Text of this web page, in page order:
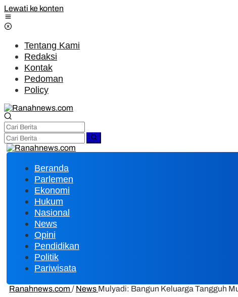
Lewati ke konten
Tentang Kami
Redaksi
Kontak
Pedoman
Policy
Beranda
Parlemen
Ekonomi
Hukum
Nasional
News
Opini
Pendidikan
Politik
Pariwisata
Ranahnews.com / News Mulyadi: Bangun Keluarga Tangguh